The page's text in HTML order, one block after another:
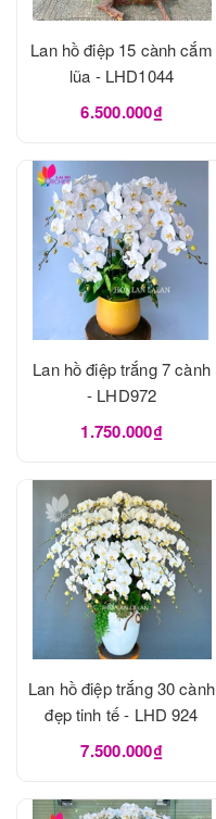
Lan hồ điệp 15 cành cắm
lũa - LHD1044
6.500.000₫
Lan hồ điệp trắng 7 cành
- LHD972
1.750.000₫
Lan hồ điệp trắng 30 cành
đẹp tinh tế - LHD 924
7.500.000₫